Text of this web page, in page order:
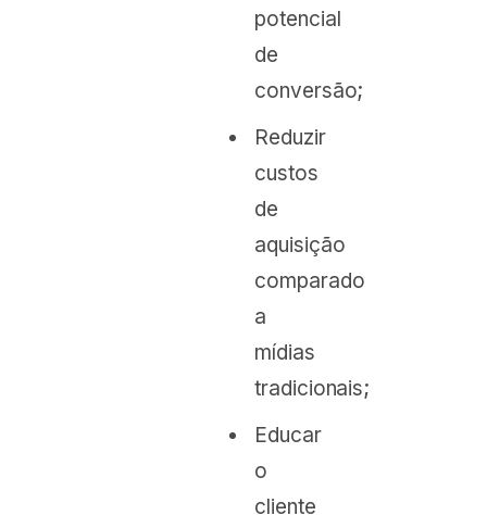
potencial
de
conversão;
Reduzir
custos
de
aquisição
comparado
a
mídias
tradicionais;
Educar
o
cliente